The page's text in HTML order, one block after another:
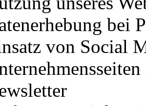
bei
von Social